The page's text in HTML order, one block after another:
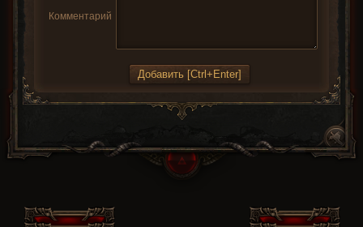
Комментарий